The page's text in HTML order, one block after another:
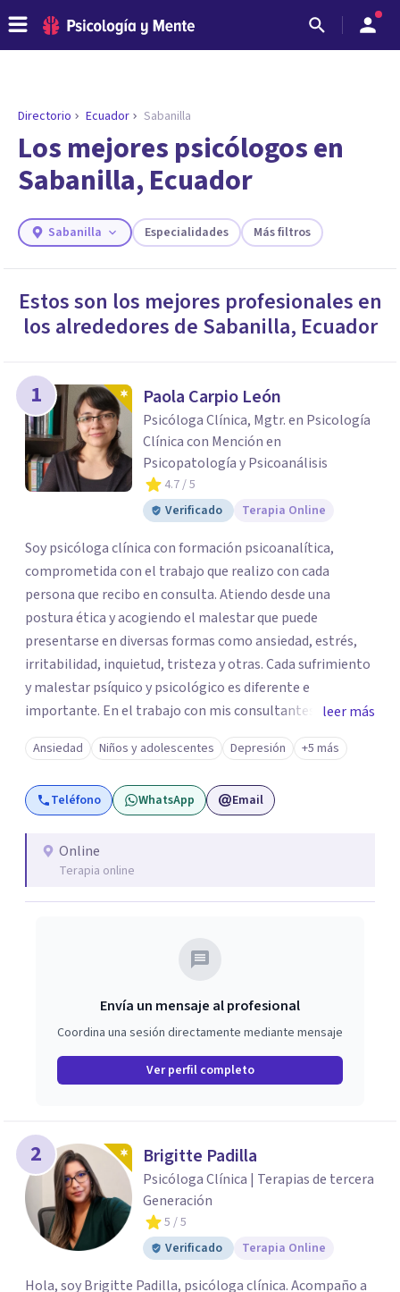
ENCONTRAR MI TERAPEUTA
¿Necesitas ayuda para encontrar el
psicólogo adecuado?
Responde a unas breves preguntas y te ofreceremos
necesidades.
Directorio Ecuador Sabanilla
Los mejores psicólogos en
Sabanilla, Ecuador
Sabanilla Especialidades Más filtros
Estos son los mejores profesionales en
los alrededores de Sabanilla, Ecuador
1 Paola Carpio León
Psicóloga Clínica, Mgtr. en Psicología
Clínica con Mención en
Psicopatología y Psicoanálisis
4.7/ 5
Verificado
Terapia Online
Soy psicóloga clínica con formación psicoanalítica,
comprometida con el trabajo que realizo con cada
persona que recibo en consulta. Atiendo desde una
postura ética y acogiendo el malestar que puede
presentarse en diversas formas como ansiedad, estrés,
irritabilidad, inquietud, tristeza y otras. Cada sufrimiento
y malestar psíquico y psicológico es diferente e
importante. En el trabajo con mis consultantes apunto a
trabajar a través de la palabra para dar paso a lo nuevo.
En Superar me desempeño en el área de psicoterapia
emocional en la atención a niños/as, adolescentes y
adultos. Este trabajo incluye sesiones con padres y visitas
leer más
Ansiedad Niños y adolescentes Depresión +5 más
Teléfono WhatsApp Email
Online
Terapia online
Envía un mensaje al profesional
Coordina una sesión directamente mediante mensaje
Ver perfil completo
2 Brigitte Padilla
Psicóloga Clínica | Terapias de tercera
Generación
5 / 5
Verificado
Terapia Online
Hola, soy Brigitte Padilla, psicóloga clínica. Acompaño a